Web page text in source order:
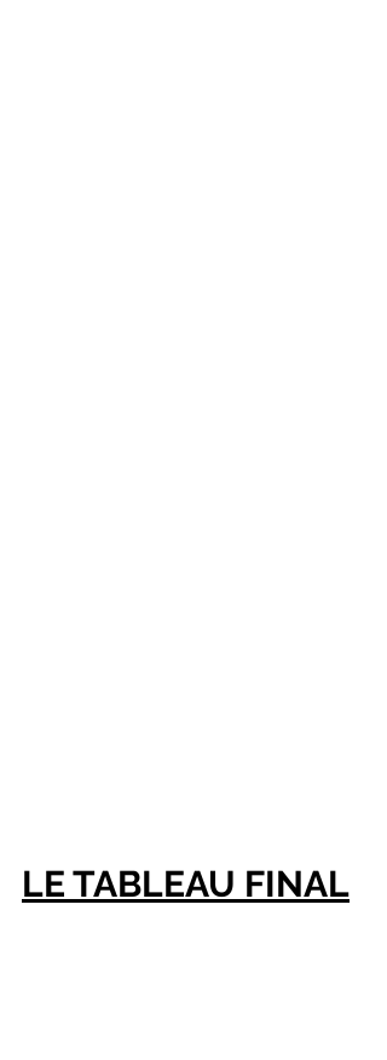
LE TABLEAU FINAL